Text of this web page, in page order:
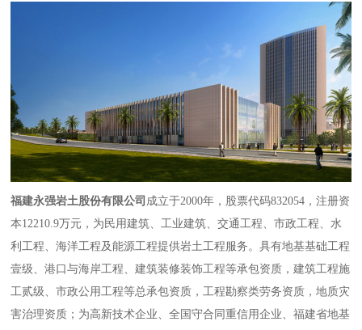
福建永强岩土股份有限公司 成立于2000年，股票代码832054，注册资
本12210.9万元，为民用建筑、工业建筑、交通工程、市政工程、水
利工程、海洋工程及能源工程提供岩土工程服务。具有地基基础工程
壹级、港口与海岸工程、建筑装修装饰工程等承包资质，建筑工程施
工贰级、市政公用工程等总承包资质，工程勘察类劳务资质，地质灾
害治理资质；为高新技术企业、全国守合同重信用企业、福建省地基